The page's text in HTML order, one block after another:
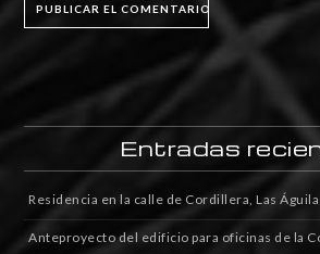
Entradas
Residencia en la calle de Cordillera, Las
Anteproyecto del edificio para oficinas de la